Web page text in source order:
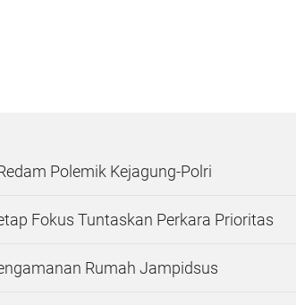
Polemik Kejagung-Polri
Fokus Tuntaskan Perkara Prioritas
Rumah Jampidsus